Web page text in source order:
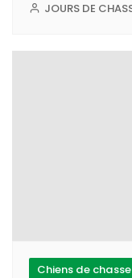
JOURS DE
Chiens de chasse